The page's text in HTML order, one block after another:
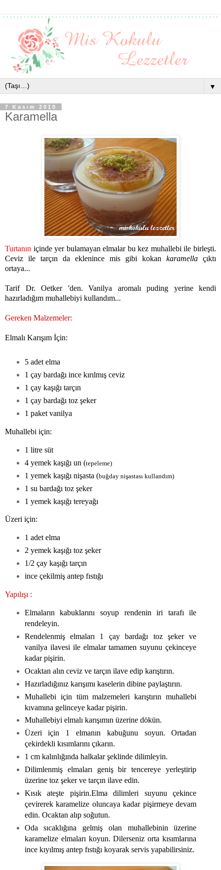
▼
7 Kasım 2010
Karamella
Turtanın içinde yer bulamayan elmalar bu kez muhallebi ile birleşti.
Ceviz ile tarçın da eklenince mis gibi kokan karamella çıktı
ortaya...
Tarif Dr. Oetker 'den. Vanilya aromalı puding yerine kendi
hazırladığım muhallebiyi kullandım...
Gereken Malzemeler:
Elmalı Karışım İçin:
5 adet elma
1 çay bardağı ince kırılmış ceviz
1 çay kaşığı tarçın
1 çay bardağı toz şeker
1 paket vanilya
Muhallebi için:
1 litre süt
4 yemek kaşığı un (tepeleme)
1 yemek kaşığı nişasta (buğday nişastası kullandım)
1 su bardağı toz şeker
1 yemek kaşığı tereyağı
Üzeri için:
1 adet elma
2 yemek kaşığı toz şeker
1/2 çay kaşığı tarçın
ince çekilmiş antep fıstığı
Yapılışı :
Elmaların kabuklarını soyup rendenin iri tarafı ile
rendeleyin.
Rendelenmiş elmaları 1 çay bardağı toz şeker ve
vanilya ilavesi ile elmalar tamamen suyunu çekinceye
kadar pişirin.
Ocaktan alın ceviz ve tarçın ilave edip karıştırın.
Hazırladığınız karışımı kaselerin dibine paylaştırın.
Muhallebi için tüm malzemeleri karıştırın muhallebi
kıvamına gelinceye kadar pişirin.
Muhallebiyi elmalı karışımın üzerine dökün.
Üzeri için 1 elmanın kabuğunu soyun. Ortadan
çekirdekli kısımlarını çıkarın.
1 cm kalınlığında halkalar şeklinde dilimleyin.
Dilimlenmiş elmaları geniş bir tencereye yerleştirip
üzerine toz şeker ve tarçın ilave edin.
Kısık ateşte pişirin.Elma dilimleri suyunu çekince
çevirerek karamelize oluncaya kadar pişirmeye devam
edin. Ocaktan alıp soğutun.
Oda sıcaklığına gelmiş olan muhallebinin üzerine
karamelize elmaları koyun. Dilerseniz orta kısımlarına
ince kıyılmış antep fıstığı koyarak servis yapabilirsiniz.